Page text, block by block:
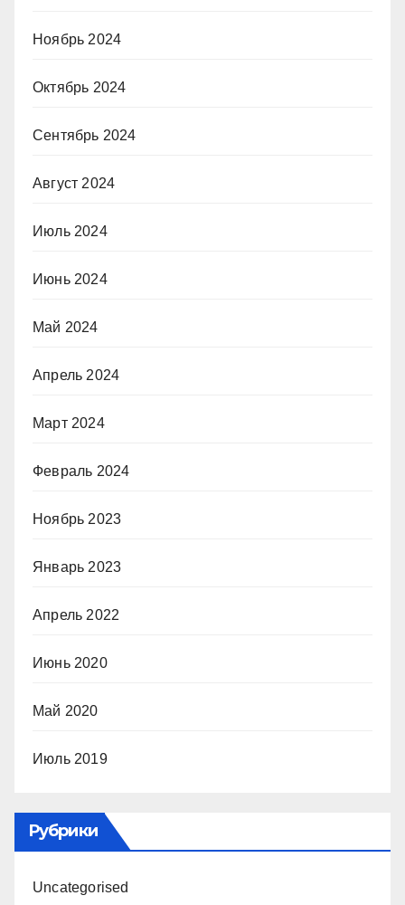
Ноябрь 2024
Октябрь 2024
Сентябрь 2024
Август 2024
Июль 2024
Июнь 2024
Май 2024
Апрель 2024
Март 2024
Февраль 2024
Ноябрь 2023
Январь 2023
Апрель 2022
Июнь 2020
Май 2020
Июль 2019
Рубрики
Uncategorised